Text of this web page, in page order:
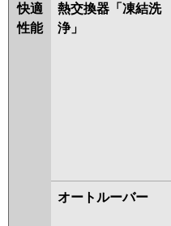
三菱電機 PKZ-
快適
性能
熱交換器「凍結洗
浄」
オートルーバー